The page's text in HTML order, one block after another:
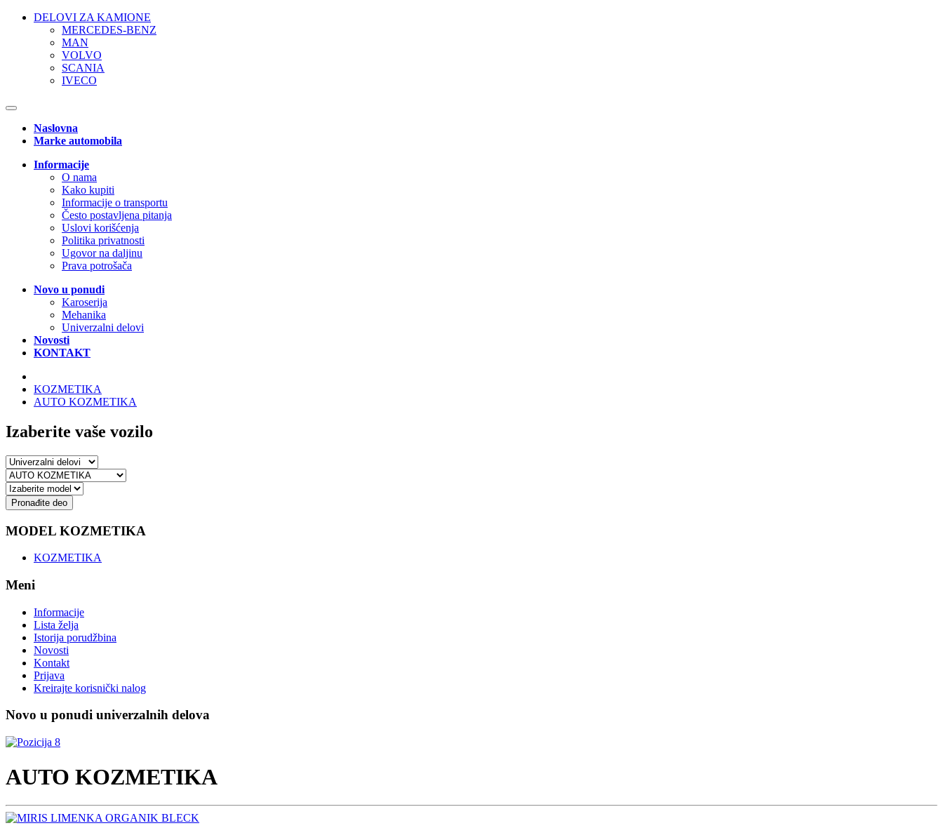
DELOVI ZA KAMIONE
MERCEDES-BENZ
MAN
VOLVO
SCANIA
IVECO
Naslovna
Marke automobila
Informacije
O nama
Kako kupiti
Informacije o transportu
Često postavljena pitanja
Uslovi korišćenja
Politika privatnosti
Ugovor na daljinu
Prava potrošača
Novo u ponudi
Karoserija
Mehanika
Univerzalni delovi
Novosti
KONTAKT
KOZMETIKA
AUTO KOZMETIKA
Izaberite vaše vozilo
Pronađite deo
MODEL KOZMETIKA
KOZMETIKA
Meni
Informacije
Lista želja
Istorija porudžbina
Novosti
Kontakt
Prijava
Kreirajte korisnički nalog
Novo u ponudi univerzalnih delova
AUTO KOZMETIKA